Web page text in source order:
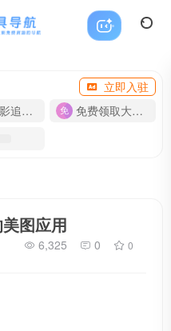
立即入驻
免费电影追剧APP 免费领取大流量卡【500G】
图应用
6,325 0 0